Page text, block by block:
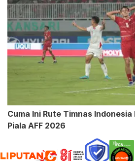
Cuma Ini Rute Timnas
Piala AFF 2026